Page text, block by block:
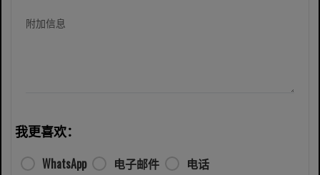
附加信息
我更喜欢：
WhatsApp 电子邮件 电话